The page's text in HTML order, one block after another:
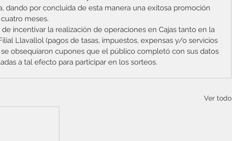
dando por concluida de esta manera una exitosa promoción
meses.
incentivar la realización de operaciones en Cajas tanto en la
Llavallol (pagos de tasas, impuestos, expensas y/o servicios
obsequiaron cupones que el público completó con sus datos
a tal efecto para participar en los sorteos.
Ver todo